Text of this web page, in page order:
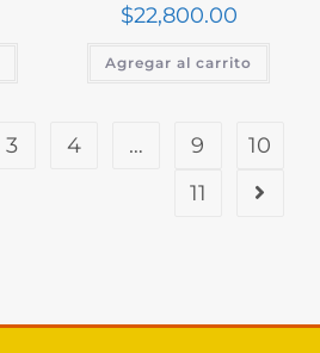
$22,800.00
Agregar al carrito
3 4 … 9
10
11